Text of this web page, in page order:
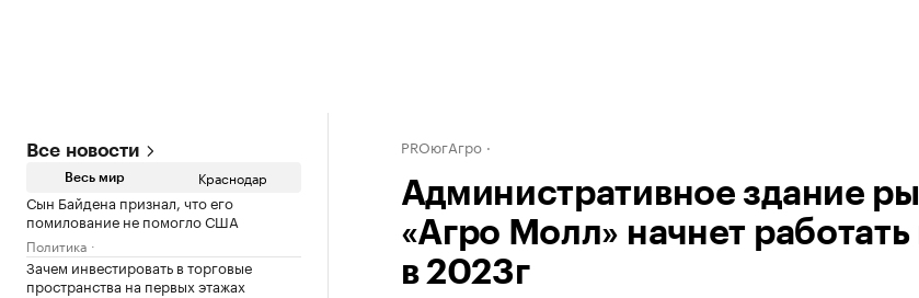
Все новости
Весь мир Краснодар
Сын Байдена признал, что его
помилование не помогло США
Политика
Зачем инвестировать в торговые
пространства на первых этажах
PROюгАгро
Административное здание
«Агро Молл» начнет
в 2023г